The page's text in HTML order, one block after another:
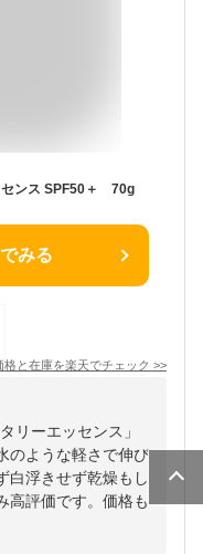
センス SPF50＋ 70g
みる
格と在庫を楽天でチェック >>
リーエッセンス」
のような軽さで伸び
白浮きせず乾燥もし
高評価です。価格も